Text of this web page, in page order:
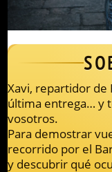
Xavi, repartidor de
última entrega… y
vosotros.
Para demostrar
recorrido por el
y descubrir qué